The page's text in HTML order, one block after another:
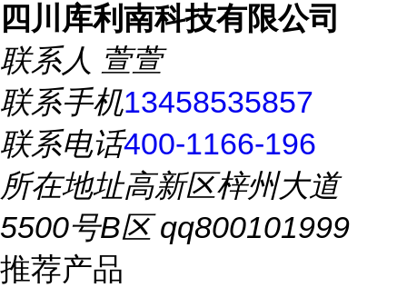
四川库利南科技有限公司
联系人 萱萱
联系手机13458535857
联系电话400-1166-196
所在地址高新区梓州大道
5500号B区 qq800101999
推荐产品